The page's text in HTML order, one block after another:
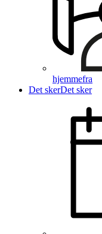
hjemmefra
Det skerDet sker